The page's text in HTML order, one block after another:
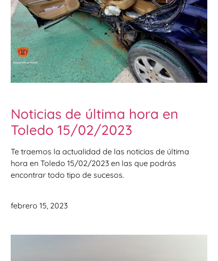
Noticias de última hora en
Toledo 15/02/2023
Te traemos la actualidad de las noticias de última
hora en Toledo 15/02/2023 en las que podrás
encontrar todo tipo de sucesos.
febrero 15, 2023